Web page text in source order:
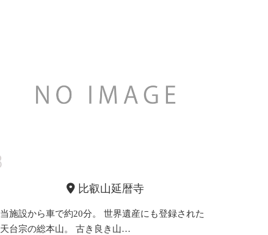
比叡山延暦寺
当施設から車で約20分。 世界遺産にも登録された
天台宗の総本山。 古き良き山…